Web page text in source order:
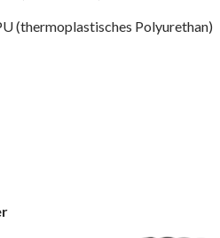
(thermoplastisches